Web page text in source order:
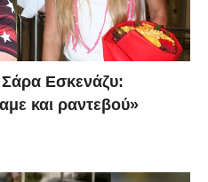
Εσκενάζυ:
και ραντεβού»